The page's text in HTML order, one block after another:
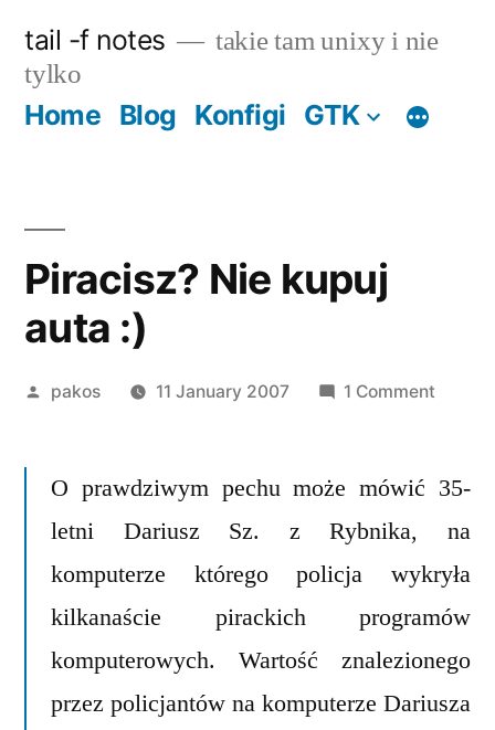
content
tail -f notes
takie tam unixy i nie
tylko
Home Blog Konfigi GTK
Piracisz? Nie kupuj
auta :)
Posted
pakos 11 January 2007 1 Comment
kupuj
O prawdziwym pechu może mówić 35-
letni Dariusz Sz. z Rybnika, na
komputerze którego policja wykryła
kilkanaście pirackich programów
komputerowych. Wartość znalezionego
przez policjantów na komputerze Dariusza